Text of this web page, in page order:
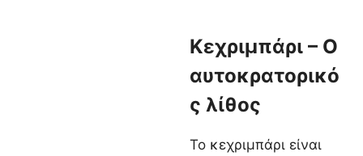
Κεχριμπάρι – Ο
αυτοκρατορικό
ς λίθος
Το κεχριμπάρι είναι